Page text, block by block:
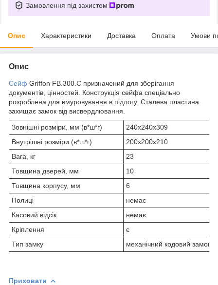
Замовлення під захистом
Опис Характеристики Доставка Оплата Умови
Опис
Сейф Griffon FB.300.C призначений для зберігання
документів, цінностей. Конструкція сейфа спеціально
розроблена для вмуровування в підлогу. Сталева пластина
захищає замок від висвердлювання.
Зовнішні розміри, мм (в*ш*г)
240х240х309
Внутрішні розміри (в*ш*г)
200х200х210
Вага, кг
23
Товщина дверей, мм
10
Товщина корпусу, мм
6
Полиці
немає
Касовий відсік
немає
Кріплення
є
Тип замку
механічний кодовий замок
Приховати